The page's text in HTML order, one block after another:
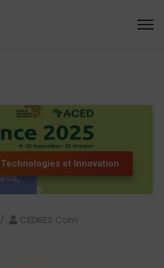
Technologies et Innovation
CEDRES Com